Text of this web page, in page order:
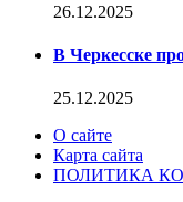
26.12.2025
В Черкесске
25.12.2025
О сайте
Карта сайта
ПОЛИТИКА